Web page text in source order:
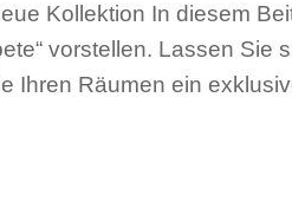
Kollektion In diesem
vorstellen. Lassen
Ihren Räumen ein